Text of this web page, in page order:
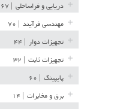
دریایی و فراساحلی
مهندسی فرآیند
تجهیزات دوار
تجهیزات ثابت
پایپینگ
برق و مخابرات